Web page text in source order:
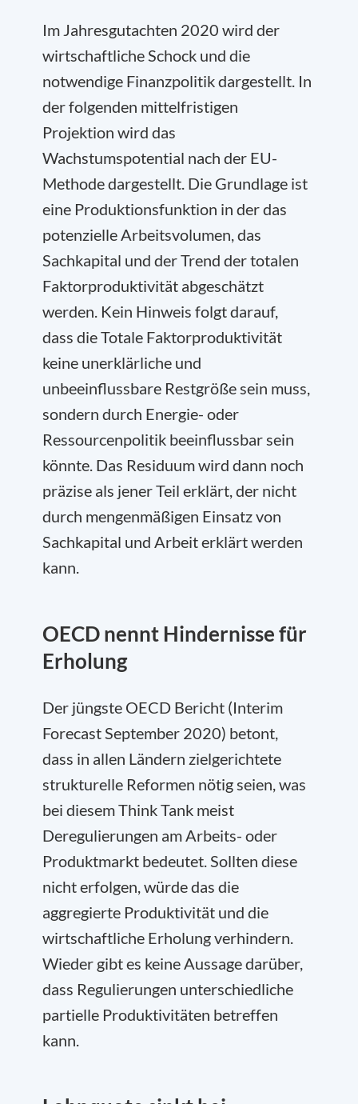
Im Jahresgutachten 2020 wird der
wirtschaftliche Schock und die
notwendige Finanzpolitik dargestellt. In
der folgenden mittelfristigen
Projektion wird das
Wachstumspotential nach der EU-
Methode dargestellt. Die Grundlage ist
eine Produktionsfunktion in der das
potenzielle Arbeitsvolumen, das
Sachkapital und der Trend der totalen
Faktorproduktivität abgeschätzt
werden. Kein Hinweis folgt darauf,
dass die Totale Faktorproduktivität
keine unerklärliche und
unbeeinflussbare Restgröße sein muss,
sondern durch Energie- oder
Ressourcenpolitik beeinflussbar sein
könnte. Das Residuum wird dann noch
präzise als jener Teil erklärt, der nicht
durch mengenmäßigen Einsatz von
Sachkapital und Arbeit erklärt werden
kann.
OECD nennt Hindernisse für
Erholung
Der jüngste OECD Bericht (Interim
Forecast September 2020) betont,
dass in allen Ländern zielgerichtete
strukturelle Reformen nötig seien, was
bei diesem Think Tank meist
Deregulierungen am Arbeits- oder
Produktmarkt bedeutet. Sollten diese
nicht erfolgen, würde das die
aggregierte Produktivität und die
wirtschaftliche Erholung verhindern.
Wieder gibt es keine Aussage darüber,
dass Regulierungen unterschiedliche
partielle Produktivitäten betreffen
kann.